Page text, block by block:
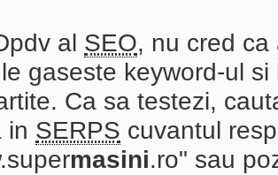
al SEO, nu cred
gaseste keyword-ul
Ca sa testezi,
in SERPS cuvantul
masini.ro" sau